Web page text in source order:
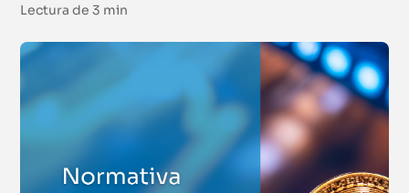
Lectura de3 min